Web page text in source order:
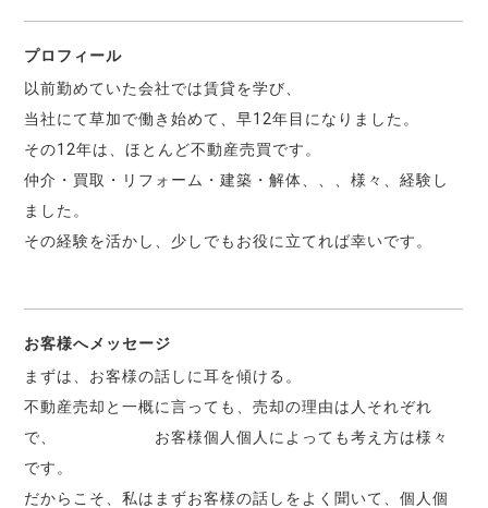
プロフィール
以前勤めていた会社では賃貸を学び、
当社にて草加で働き始めて、早12年目になりました。
その12年は、ほとんど不動産売買です。
仲介・買取・リフォーム・建築・解体、、、様々、経験し
ました。
その経験を活かし、少しでもお役に立てれば幸いです。
お客様へメッセージ
まずは、お客様の話しに耳を傾ける。
不動産売却と一概に言っても、売却の理由は人それぞれ
で、 お客様個人個人によっても考え方は様々
です。
だからこそ、私はまずお客様の話しをよく聞いて、個人個